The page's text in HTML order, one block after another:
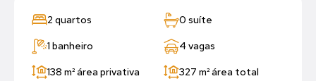
2 quartos 0 suíte
1 banheiro 4 vagas
138 m²área privativa 327 m²área total